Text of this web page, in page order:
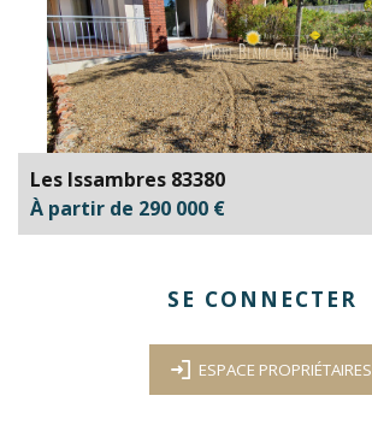
Les Issambres 83380
À partir de 290 000 €
SE CONNECTER
ESPACE PROPRIÉTAIRES